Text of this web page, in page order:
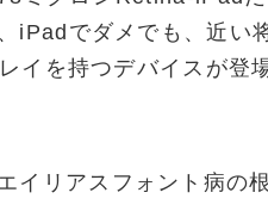
iPadでダメでも、近い
イを持つデバイスが登
イリアスフォント病の